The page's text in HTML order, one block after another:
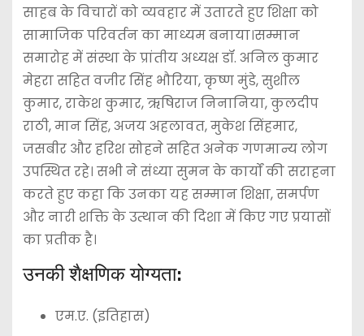
साहब के विचारों को व्यवहार में उतारते हुए शिक्षा को
सामाजिक परिवर्तन का माध्यम बनाया।सम्मान
समारोह में संस्था के प्रांतीय अध्यक्ष डॉ. अनिल कुमार
मेहरा सहित वजीर सिंह भौरिया, कृष्ण मुंडे, सुशील
कुमार, राकेश कुमार, ऋषिराज निनानिया, कुलदीप
राठी, मान सिंह, अजय अहलावत, मुकेश सिंहमार,
जसबीर और हरिश सोहने सहित अनेक गणमान्य लोग
उपस्थित रहे। सभी ने संध्या सुमन के कार्यों की सराहना
करते हुए कहा कि उनका यह सम्मान शिक्षा, समर्पण
और नारी शक्ति के उत्थान की दिशा में किए गए प्रयासों
का प्रतीक है।
उनकी शैक्षणिक योग्यता:
एम.ए. (इतिहास)